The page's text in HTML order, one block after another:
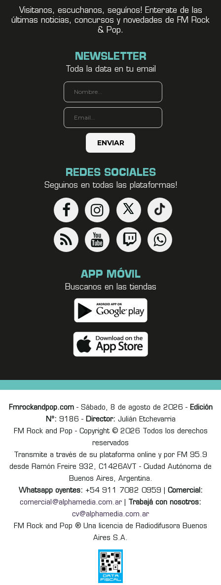
Visitanos, escuchanos, seguínos! Enterate de las
últimas noticias, concursos y novedades de FM Rock
& Pop.
NEWSLETTER
Toda la data en tu email
REDES SOCIALES
Seguinos en todas las plataformas!
APP MÓVIL
Buscanos en las tiendas
Fmrockandpop.com- Sábado, 8 de agosto de 2026 - Edición
Nº: 9186 - Director: Julián Etchevarria
FM Rock and Pop - Copyright © 2026 Todos los derechos
reservados
Transmite a través de su plataforma online y por FM 95.9
desde Ramón Freire 932, C1426AVT - Ciudad Autónoma de
Buenos Aires, Argentina.
Whatsapp oyentes: +54 911 7082 0959 | Comercial:
comercial@alphamedia.com.ar
Trabajá con nosotros:
cv@alphamedia.com.ar
FM Rock and Pop ® Una licencia de Radiodifusora Buenos
Aires S.A.